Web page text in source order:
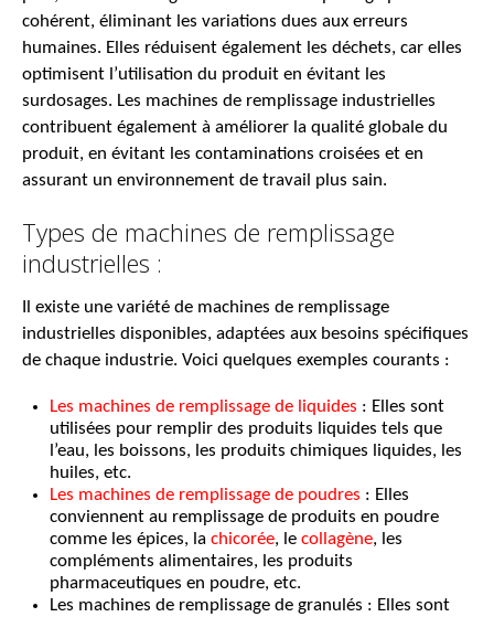
cohérent, éliminant les variations dues aux erreurs
humaines. Elles réduisent également les déchets, car elles
optimisent l’utilisation du produit en évitant les
surdosages. Les machines de remplissage industrielles
contribuent également à améliorer la qualité globale du
produit, en évitant les contaminations croisées et en
assurant un environnement de travail plus sain.
Types de machines de remplissage
industrielles :
Il existe une variété de machines de remplissage
industrielles disponibles, adaptées aux besoins spécifiques
de chaque industrie. Voici quelques exemples courants :
Les machines de remplissage de liquides : Elles sont
utilisées pour remplir des produits liquides tels que
l’eau, les boissons, les produits chimiques liquides, les
huiles, etc.
Les machines de remplissage de poudres : Elles
conviennent au remplissage de produits en poudre
comme les épices, la chicorée, le collagène, les
compléments alimentaires, les produits
pharmaceutiques en poudre, etc.
Les machines de remplissage de granulés : Elles sont